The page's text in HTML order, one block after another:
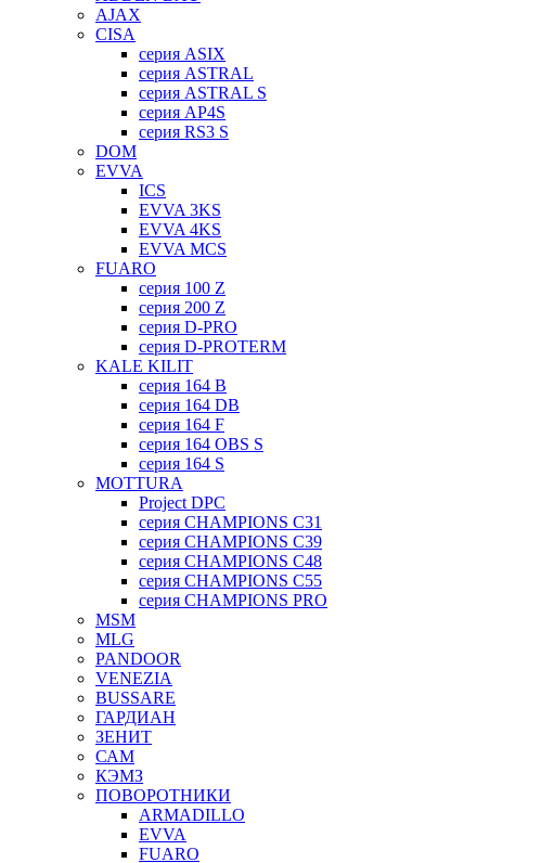
AJAX
CISA
серия ASIX
серия ASTRAL
серия ASTRAL S
серия AP4S
серия RS3 S
DOM
EVVA
ICS
EVVA 3KS
EVVA 4KS
EVVA MCS
FUARO
серия 100 Z
серия 200 Z
серия D-PRO
серия D-PROTERM
KALE KILIT
серия 164 B
серия 164 DB
серия 164 F
серия 164 OBS S
серия 164 S
MOTTURA
Project DPC
серия CHAMPIONS C31
серия CHAMPIONS C39
серия CHAMPIONS C48
серия CHAMPIONS C55
серия CHAMPIONS PRO
MSM
MLG
PANDOOR
VENEZIA
BUSSARE
ГАРДИАН
ЗЕНИТ
САМ
КЭМЗ
ПОВОРОТНИКИ
ARMADILLO
EVVA
FUARO